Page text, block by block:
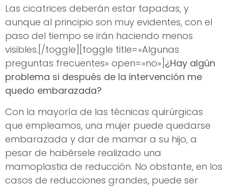
Las cicatrices deberán estar tapadas, y
aunque al principio son muy evidentes, con el
paso del tiempo se irán haciendo menos
visibles.[/toggle][toggle title=»Algunas
preguntas frecuentes» open=»no»] ¿Hay algún
problema si después de la intervención me
quedo embarazada?
Con la mayoría de las técnicas quirúrgicas
que empleamos, una mujer puede quedarse
embarazada y dar de mamar a su hijo, a
pesar de habérsele realizado una
mamoplastia de reducción. No obstante, en los
casos de reducciones grandes, puede ser